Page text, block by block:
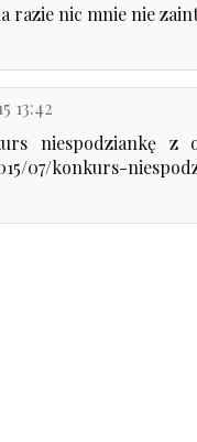
razie nic mnie nie
13:42
niespodziankę
07/konkurs-